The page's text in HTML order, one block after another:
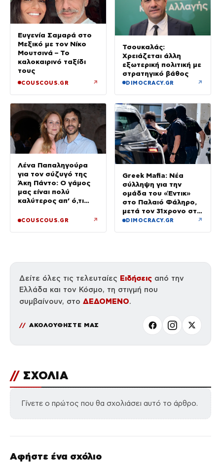
Ευγενία Σαμαρά στο
Μεξικό με τον Νίκο
Μουτσινά – Το
καλοκαιρινό ταξίδι
τους
COUSCOUS.GR ↗
Τσουκαλάς:
Χρειάζεται άλλη
εξωτερική πολιτική με
στρατηγικό βάθος
DIMOCRACY.GR ↗
Λένα Παπαληγούρα
για τον σύζυγό της
Άκη Πάντο: Ο γάμος
μας είναι πολύ
καλύτερος απ’ ό,τι
COUSCOUS.GR ↗
Greek Mafia: Νέα
σύλληψη για την
ομάδα του «Έντικ»
στο Παλαιό Φάληρο,
μετά τον 31χρονο στη
Γερμανία
DIMOCRACY.GR ↗
Δείτε όλες τις τελευταίες Ειδήσεις από την
Ελλάδα και τον Κόσμο, τη στιγμή που
συμβαίνουν, στο ΔΕΔΟΜΕΝΟ.
ΑΚΟΛΟΥΘΗΣΤΕ ΜΑΣ
// ΣΧΟΛΙΑ
Γίνετε ο πρώτος που θα σχολιάσει αυτό το άρθρο.
Αφήστε ένα σχόλιο